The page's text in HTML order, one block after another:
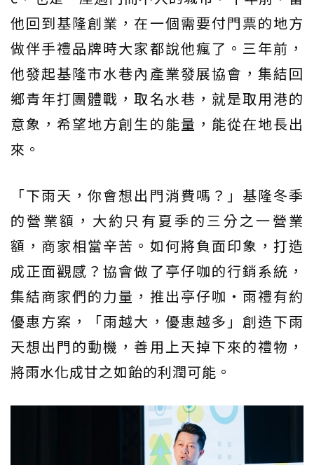
他回到基隆創業，在一個需要付門票的地方
做伴手禮品牌時大家都說他瘋了。三年前，
他發起基隆市水巷內產業發展協會，集結回
鄉青年打團體戰，取名水巷，就是取用港的
意象，希望地方創生的能量，能從在地長出
來。
「下雨天，你會想出門消費嗎？」基隆冬季
的營業額，大約只有夏季的三分之一營業
額，商家相當辛苦。如何將負面印象，打造
成正面觀感？協會做了亭仔咖的行銷系統，
集結商家們的力量，推出亭仔咖‧雨禮有約
優惠方案，「雨越大，優惠越多」創造下雨
天想出門的動機，善用上天掉下來的禮物，
將雨水化成甘之如飴的利潤可能。